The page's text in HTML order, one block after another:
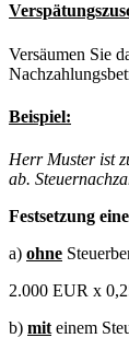
Versäumen Sie
Beispiel:
Herr Muster ist
ab.
Festsetzung
a) ohne
2.000 EUR x
b) mit einem